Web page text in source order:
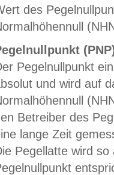
des
Pegelnullpunkt
und wird auf
Betreiber des
lange Zeit
Pegellatte wird